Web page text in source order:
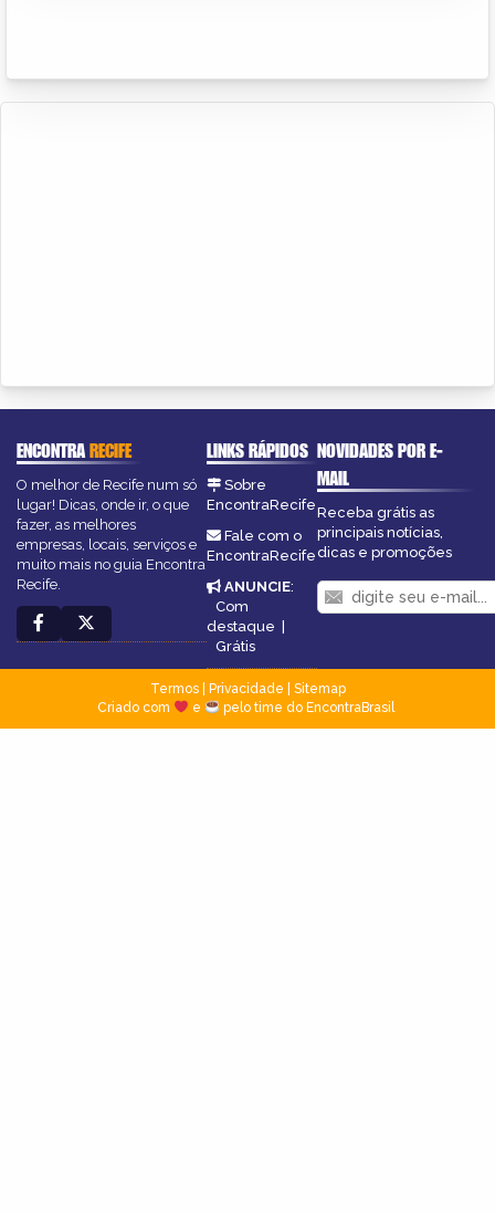
ENCONTRARECIFE
O melhor de Recife num só
lugar! Dicas, onde ir, o que
fazer, as melhores
empresas, locais, serviços e
muito mais no guia Encontra
Recife.
LINKS RÁPIDOS
Sobre
EncontraRecife
Fale com o
EncontraRecife
ANUNCIE:
Com
destaque |
Grátis
NOVIDADES POR E-
MAIL
Receba grátis as
principais notícias,
dicas e promoções
Termos| Privacidade
Sitemap
Criado com
e pelo time do EncontraBrasil